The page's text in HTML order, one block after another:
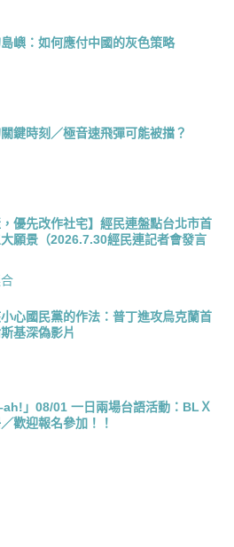
嶼：如何應付中國的灰色策略
鍵時刻／極音速飛彈可能被擋？
，優先改作社宅】經民連盤點台北市首
願景（2026.7.30經民連記者會發言
心國民黨的作法：普丁進攻烏克蘭首
基深偽影片
」08/01 一日兩場台語活動：BLＸ
歡迎報名參加！！